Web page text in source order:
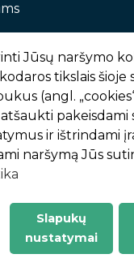
pardavimo taisyklės
ir atsiėmimas
ir prekių
© 2026 Visos teisės
Jūsų naršymo
tikslais šioje
(angl.
pakeisdami
ir ištrindami
naršymą Jūs
Slapukų
nustatymai